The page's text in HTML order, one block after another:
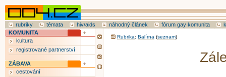
rubriky témata hiv/aids náhodný článek fórum gay komunita
Rubrika: Balírna (seznam)
KOMUNITA
kultura
registrované partnerství
ZÁBAVA
cestování